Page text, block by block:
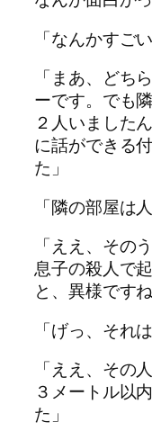
「なんかすご
「まあ、どち
ーです。でも
２人いました
に話ができる
た」
「隣の部屋は
「ええ、その
息子の殺人で
と、異様ですね
「げっ、それ
「ええ、その
３メートル以
た」